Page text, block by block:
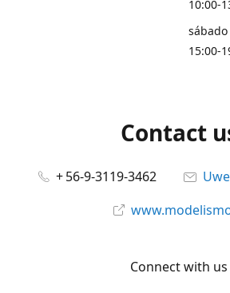
10:00-
sábado
15:00-
Contact
+ 56-9-3119-3462
Connect with us